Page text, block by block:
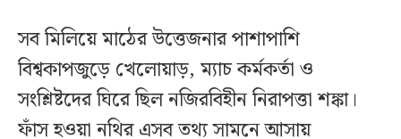
সব মিলিয়ে মাঠের উত্তেজনার পাশাপাশি
বিশ্বকাপজুড়ে খেলোয়াড়, ম্যাচ কর্মকর্তা ও
সংশ্লিষ্টদের ঘিরে ছিল নজিরবিহীন নিরাপত্তা শঙ্কা।
ফাঁস হওয়া নথির এসব তথ্য সামনে আসায়